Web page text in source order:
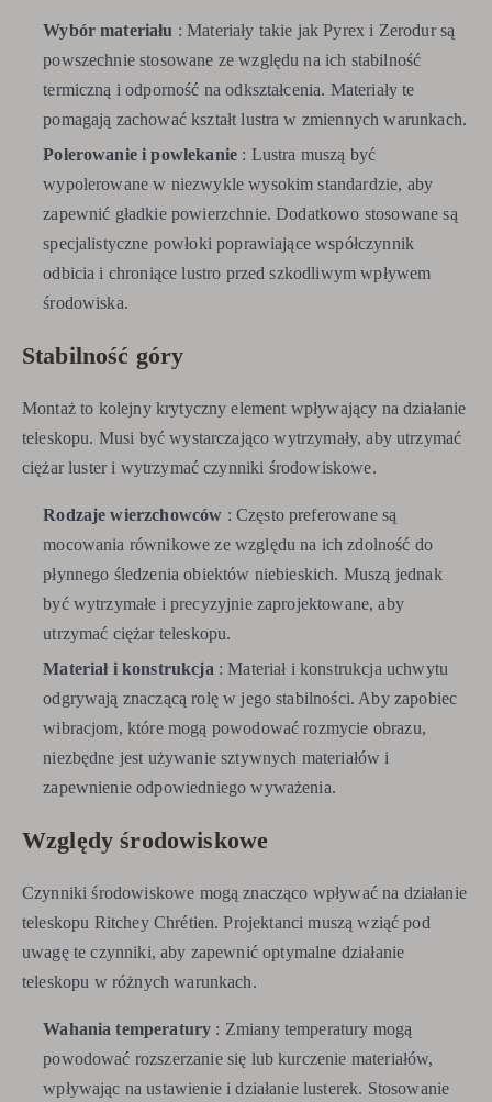
Wybór materiału : Materiały takie jak Pyrex i Zerodur są
powszechnie stosowane ze względu na ich stabilność
termiczną i odporność na odkształcenia. Materiały te
pomagają zachować kształt lustra w zmiennych warunkach.
Polerowanie i powlekanie : Lustra muszą być
wypolerowane w niezwykle wysokim standardzie, aby
zapewnić gładkie powierzchnie. Dodatkowo stosowane są
specjalistyczne powłoki poprawiające współczynnik
odbicia i chroniące lustro przed szkodliwym wpływem
środowiska.
Stabilność góry
Montaż to kolejny krytyczny element wpływający na działanie
teleskopu. Musi być wystarczająco wytrzymały, aby utrzymać
ciężar luster i wytrzymać czynniki środowiskowe.
Rodzaje wierzchowców : Często preferowane są
mocowania równikowe ze względu na ich zdolność do
płynnego śledzenia obiektów niebieskich. Muszą jednak
być wytrzymałe i precyzyjnie zaprojektowane, aby
utrzymać ciężar teleskopu.
Materiał i konstrukcja : Materiał i konstrukcja uchwytu
odgrywają znaczącą rolę w jego stabilności. Aby zapobiec
wibracjom, które mogą powodować rozmycie obrazu,
niezbędne jest używanie sztywnych materiałów i
zapewnienie odpowiedniego wyważenia.
Względy środowiskowe
Czynniki środowiskowe mogą znacząco wpływać na działanie
teleskopu Ritchey Chrétien. Projektanci muszą wziąć pod
uwagę te czynniki, aby zapewnić optymalne działanie
teleskopu w różnych warunkach.
Wahania temperatury : Zmiany temperatury mogą
powodować rozszerzanie się lub kurczenie materiałów,
wpływając na ustawienie i działanie lusterek. Stosowanie